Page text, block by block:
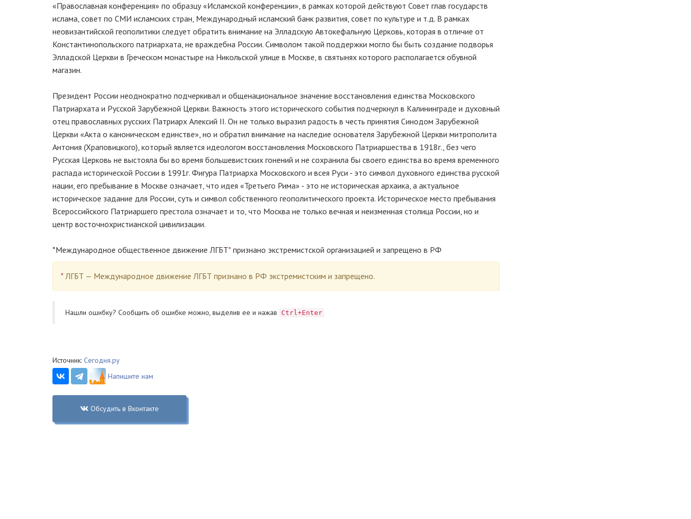
«Православная конференция» по образцу «Исламской конференции», в рамках которой действуют Совет глав государств
ислама, совет по СМИ исламских стран, Международный исламский банк развития, совет по культуре и т.д. В рамках
неовизантийской геополитики следует обратить внимание на Элладскую Автокефальную Церковь, которая в отличие от
Константинопольского патриархата, не враждебна России. Символом такой поддержки могло бы быть создание подворья
Элладской Церкви в Греческом монастыре на Никольской улице в Москве, в святынях которого располагается обувной
магазин.
Президент России неоднократно подчеркивал и общенациональное значение восстановления единства Московского
Патриархата и Русской Зарубежной Церкви. Важность этого исторического события подчеркнул в Калининграде и духовный
отец православных русских Патриарх Алексий II. Он не только выразил радость в честь принятия Синодом Зарубежной
Церкви «Акта о каноническом единстве», но и обратил внимание на наследие основателя Зарубежной Церкви митрополита
Антония (Храповицкого), который является идеологом восстановления Московского Патриаршества в 1918г., без чего
Русская Церковь не выстояла бы во время большевистских гонений и не сохранила бы своего единства во время временного
распада исторической России в 1991г. Фигура Патриарха Московского и всея Руси - это символ духовного единства русской
нации, его пребывание в Москве означает, что идея «Третьего Рима» - это не историческая архаика, а актуальное
историческое задание для России, суть и символ собственного геополитического проекта. Историческое место пребывания
Всероссийского Патриаршего престола означает и то, что Москва не только вечная и неизменная столица России, но и
центр восточнохристианской цивилизации.
*Международное общественное движение ЛГБТ* признано экстремистской организацией и запрещено в РФ
* ЛГБТ — Международное движение ЛГБТ признано в РФ экстремистским и запрещено.
Нашли ошибку? Cообщить об ошибке можно, выделив ее и нажав Ctrl+Enter
Источник: Сегодня.ру
Напишите нам
Обсудить в Вконтакте